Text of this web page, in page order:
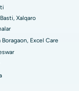
Xalqaro
Boragaon, Excel Care